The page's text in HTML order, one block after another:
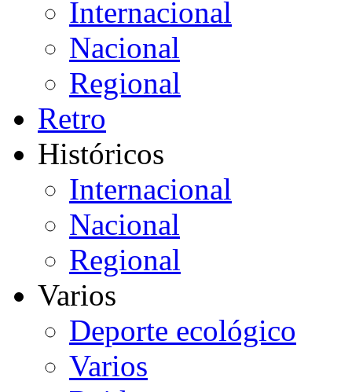
Internacional
Nacional
Regional
Retro
Históricos
Internacional
Nacional
Regional
Varios
Deporte ecológico
Varios